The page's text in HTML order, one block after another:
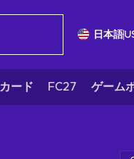
日本語
ード FC27 ゲーム